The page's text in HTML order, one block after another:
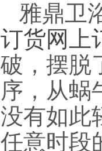
雅鼎卫
订货网上
破，摆脱
序，从蜗
没有如此
任意时段